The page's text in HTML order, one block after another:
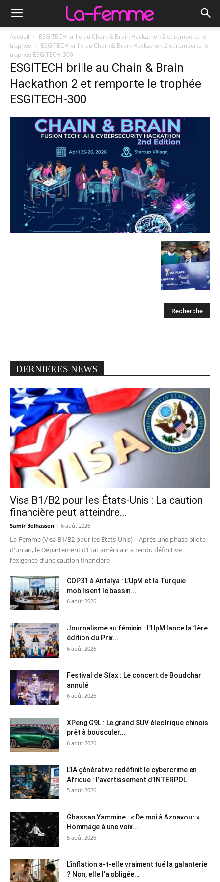
Accueil
ESGITECH brille au Chain & Brain Hackathon 2 et remporte le
trophée
ESGITECH brille au Chain & Brain Hackathon 2 et remporte le
trophée ESGITECH-300
ESGITECH brille au Chain & Brain
Hackathon 2 et remporte le trophée
ESGITECH-300
DERNIERES NEWS
Visa B1/B2 pour les États-Unis : La caution
financière peut atteindre...
Samir Belhassen - 6 août 2026
La-Femme (Visa B1/B2 pour les États-Unis) - Après une phase pilote
d'un an, le Département d’État américain a rendu définitive
l’exigence d’une caution financière
COP31 à Antalya : L’UpM et la Turquie
mobilisent le bassin...
6 août 2026
Journalisme au féminin : L’UpM lance la 1ère
édition du Prix...
6 août 2026
Festival de Sfax : Le concert de Boudchar
annulé
6 août 2026
XPeng G9L : Le grand SUV électrique chinois
prêt à bousculer...
6 août 2026
L’IA générative redéfinit le cybercrime en
Afrique : l’avertissement d’INTERPOL
5 août 2026
Ghassan Yammine : « De moi à Aznavour »…
Hommage à une voix...
5 août 2026
L’inflation a-t-elle vraiment tué la galanterie
? Non, elle l’a obligée...